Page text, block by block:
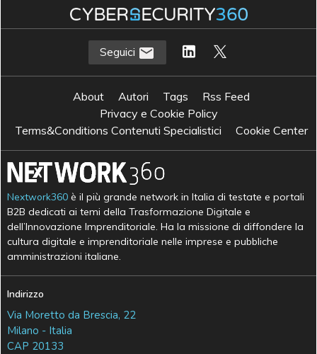
Seguici
About Autori Tags
Rss Feed
Privacy e Cookie Policy
Terms&Conditions Contenuti Specialistici
Cookie Center
Nextwork360 è il più grande network in Italia di testate e portali
B2B dedicati ai temi della Trasformazione Digitale e
dell’Innovazione Imprenditoriale. Ha la missione di diffondere la
cultura digitale e imprenditoriale nelle imprese e pubbliche
amministrazioni italiane.
Indirizzo
Via Moretto da Brescia, 22
Milano - Italia
CAP 20133